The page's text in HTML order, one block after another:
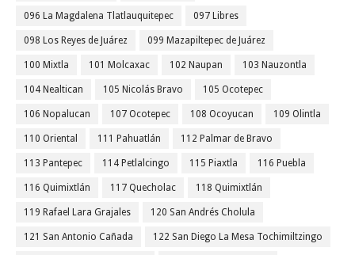
096 La Magdalena Tlatlauquitepec 097 Libres
098 Los Reyes de Juárez 099 Mazapiltepec de Juárez
100 Mixtla 101 Molcaxac 102 Naupan 103 Nauzontla
104 Nealtican 105 Nicolás Bravo 105 Ocotepec
106 Nopalucan 107 Ocotepec 108 Ocoyucan 109 Olintla
110 Oriental 111 Pahuatlán 112 Palmar de Bravo
113 Pantepec 114 Petlalcingo 115 Piaxtla 116 Puebla
116 Quimixtlán 117 Quecholac 118 Quimixtlán
119 Rafael Lara Grajales 120 San Andrés Cholula
121 San Antonio Cañada 122 San Diego La Mesa Tochimiltzingo